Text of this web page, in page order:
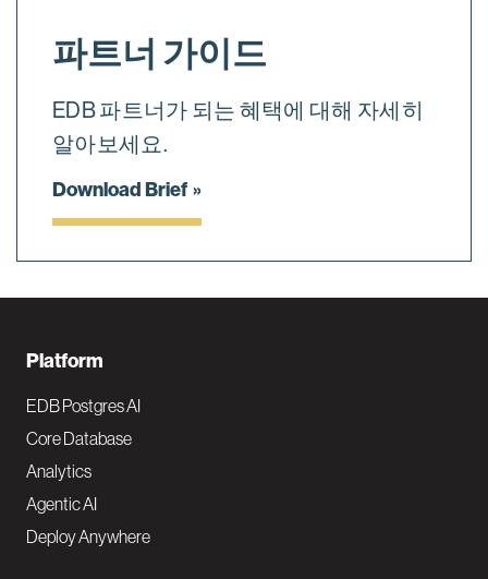
파트너 가이드
EDB 파트너가 되는 혜택에 대해 자세히
알아보세요.
Download Brief
F
o
o
t
e
Platform
EDB Postgres AI
Core Database
Analytics
Agentic AI
Deploy Anywhere